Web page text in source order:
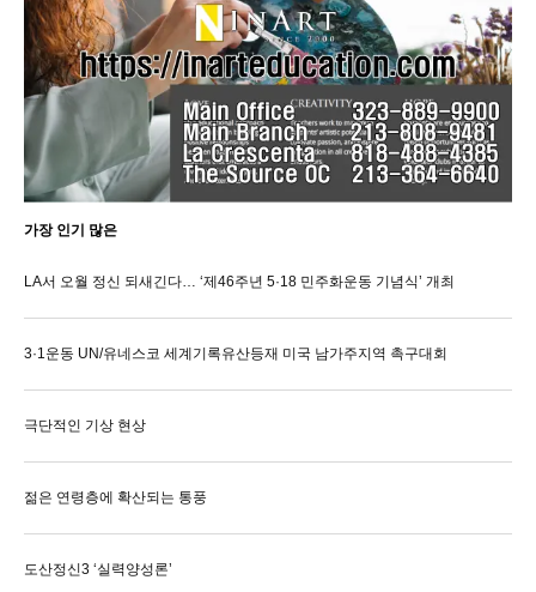
가장 인기 많은
LA서 오월 정신 되새긴다… ‘제46주년 5·18 민주화운동 기념식’ 개최
3·1운동 UN/유네스코 세계기록유산등재 미국 남가주지역 촉구대회
극단적인 기상 현상
젊은 연령층에 확산되는 통풍
도산정신3 ‘실력양성론’